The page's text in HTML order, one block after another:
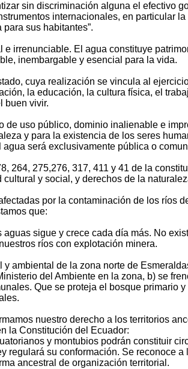
sin discriminación alguna el efectivo
internacionales, en particular
sus habitantes”.
irrenunciable. El agua constituye
inembargable y esencial para la vida.
cuya realización se vincula al
la educación, la cultura física, el
buen vivir.
uso público, dominio inalienable e
y para la existencia de los seres
será exclusivamente pública o
264, 275,276, 317, 411 y 41 de la
y social, y derechos de la
por la contaminación de los ríos
que:
sigue y crece cada día más. No
ríos con explotación minera.
ambiental de la zona norte de
del Ambiente en la zona, b) se
Que se proteja el bosque primario y
nuestro derecho a los territorios
la Constitución del Ecuador:
y montubios podrán constituir
regulará su conformación. Se reconoce a
ancestral de organización territorial.